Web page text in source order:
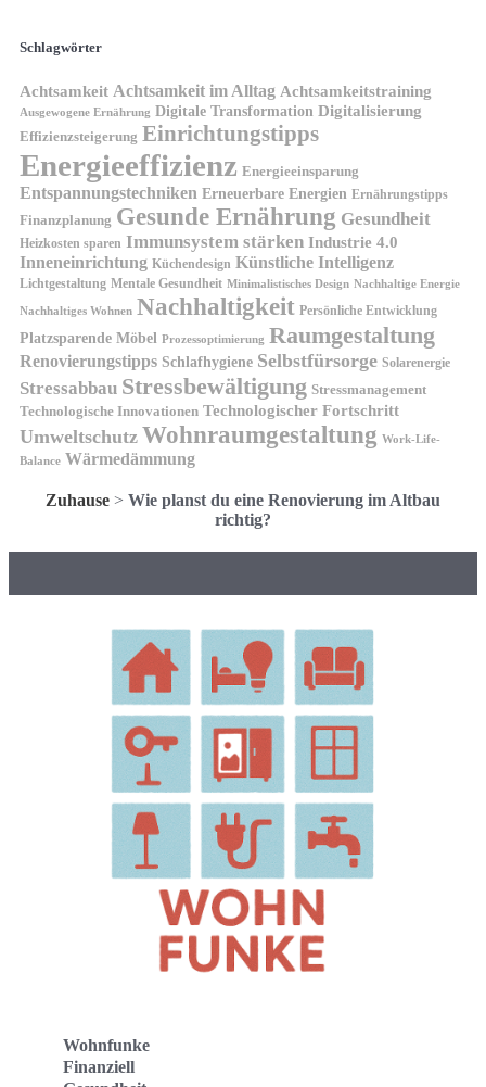
Schlagwörter
Achtsamkeit Achtsamkeit im Alltag Achtsamkeitstraining
Ausgewogene Ernährung Digitale Transformation Digitalisierung
Effizienzsteigerung Einrichtungstipps
Energieeffizienz Energieeinsparung
Entspannungstechniken Erneuerbare Energien Ernährungstipps
Finanzplanung Gesunde Ernährung Gesundheit
Heizkosten sparen Immunsystem stärken Industrie 4.0
Inneneinrichtung Küchendesign Künstliche Intelligenz
Lichtgestaltung Mentale Gesundheit Minimalistisches Design Nachhaltige Energie
Nachhaltiges Wohnen Nachhaltigkeit Persönliche Entwicklung
Platzsparende Möbel Prozessoptimierung Raumgestaltung
Renovierungstipps Schlafhygiene Selbstfürsorge Solarenergie
Stressabbau Stressbewältigung Stressmanagement
Technologische Innovationen Technologischer Fortschritt
Umweltschutz Wohnraumgestaltung Work-Life-
Balance Wärmedämmung
Zuhause > Wie planst du eine Renovierung im Altbau
richtig?
Wohnfunke
Finanziell